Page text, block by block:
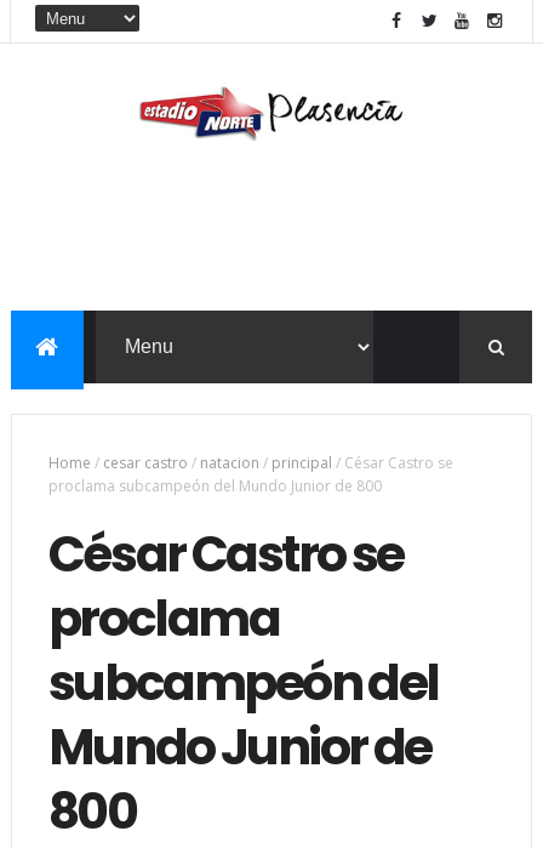
Home / cesar castro / natacion / principal / César Castro se
proclama subcampeón del Mundo Junior de 800
César Castro se
proclama
subcampeón del
Mundo Junior de
800